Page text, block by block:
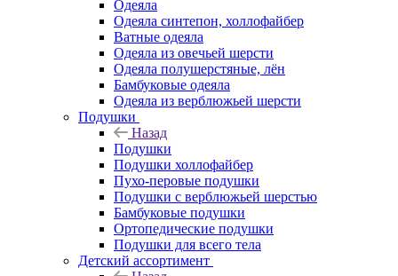
Одеяла
Одеяла синтепон, холлофайбер
Ватные одеяла
Одеяла из овечьей шерсти
Одеяла полушерстяные, лён
Бамбуковые одеяла
Одеяла из верблюжьей шерсти
Подушки
Назад
Подушки
Подушки холлофайбер
Пухо-перовые подушки
Подушки с верблюжьей шерстью
Бамбуковые подушки
Ортопедические подушки
Подушки для всего тела
Детский ассортимент